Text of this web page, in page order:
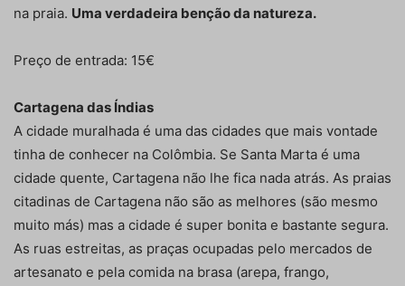
na praia. Uma verdadeira benção da natureza.
Preço de entrada: 15€
Cartagena das Índias
A cidade muralhada é uma das cidades que mais vontade
tinha de conhecer na Colômbia. Se Santa Marta é uma
cidade quente, Cartagena não lhe fica nada atrás. As praias
citadinas de Cartagena não são as melhores (são mesmo
muito más) mas a cidade é super bonita e bastante segura.
As ruas estreitas, as praças ocupadas pelo mercados de
artesanato e pela comida na brasa (arepa, frango,